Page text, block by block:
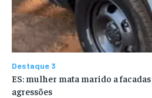
Destaque 3
ES: mulher mata marido a
agressões